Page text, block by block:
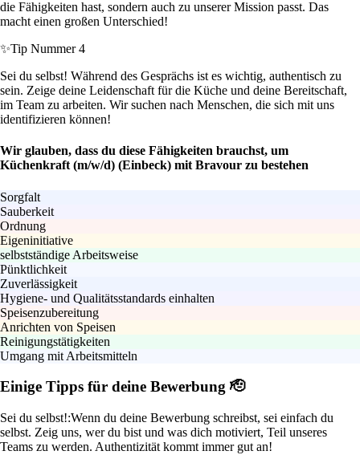
die Fähigkeiten hast, sondern auch zu unserer Mission passt. Das
macht einen großen Unterschied!
✨Tip Nummer 4
Sei du selbst! Während des Gesprächs ist es wichtig, authentisch zu
sein. Zeige deine Leidenschaft für die Küche und deine Bereitschaft,
im Team zu arbeiten. Wir suchen nach Menschen, die sich mit uns
identifizieren können!
Wir glauben, dass du diese Fähigkeiten brauchst, um
Küchenkraft (m/w/d) (Einbeck) mit Bravour zu bestehen
Sorgfalt
Sauberkeit
Ordnung
Eigeninitiative
selbstständige Arbeitsweise
Pünktlichkeit
Zuverlässigkeit
Hygiene- und Qualitätsstandards einhalten
Speisenzubereitung
Anrichten von Speisen
Reinigungstätigkeiten
Umgang mit Arbeitsmitteln
Einige Tipps für deine Bewerbung 🫡
Sei du selbst!:Wenn du deine Bewerbung schreibst, sei einfach du
selbst. Zeig uns, wer du bist und was dich motiviert, Teil unseres
Teams zu werden. Authentizität kommt immer gut an!